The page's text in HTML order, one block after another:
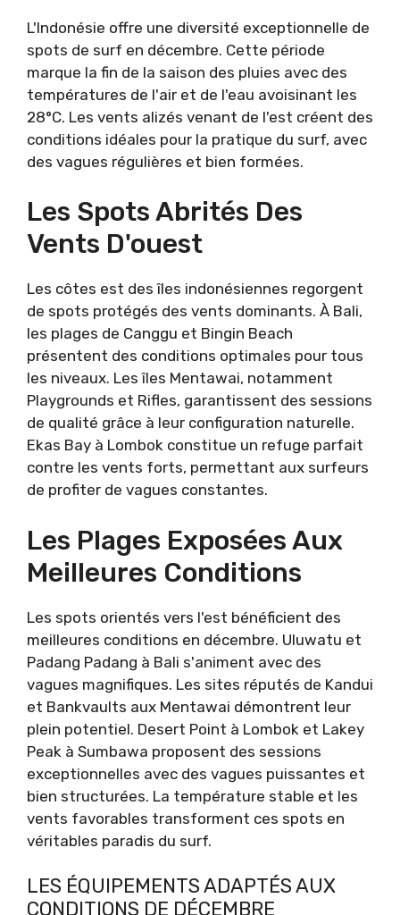
L'Indonésie offre une diversité exceptionnelle de
spots de surf en décembre. Cette période
marque la fin de la saison des pluies avec des
températures de l'air et de l'eau avoisinant les
28°C. Les vents alizés venant de l'est créent des
conditions idéales pour la pratique du surf, avec
des vagues régulières et bien formées.
Les Spots Abrités Des
Vents D'ouest
Les côtes est des îles indonésiennes regorgent
de spots protégés des vents dominants. À Bali,
les plages de Canggu et Bingin Beach
présentent des conditions optimales pour tous
les niveaux. Les îles Mentawai, notamment
Playgrounds et Rifles, garantissent des sessions
de qualité grâce à leur configuration naturelle.
Ekas Bay à Lombok constitue un refuge parfait
contre les vents forts, permettant aux surfeurs
de profiter de vagues constantes.
Les Plages Exposées Aux
Meilleures Conditions
Les spots orientés vers l'est bénéficient des
meilleures conditions en décembre. Uluwatu et
Padang Padang à Bali s'animent avec des
vagues magnifiques. Les sites réputés de Kandui
et Bankvaults aux Mentawai démontrent leur
plein potentiel. Desert Point à Lombok et Lakey
Peak à Sumbawa proposent des sessions
exceptionnelles avec des vagues puissantes et
bien structurées. La température stable et les
vents favorables transforment ces spots en
véritables paradis du surf.
LES ÉQUIPEMENTS ADAPTÉS AUX
CONDITIONS DE DÉCEMBRE